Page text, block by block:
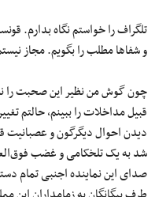
تلگراف را خواستم نگاه بدارم.
و شفاها مطلب را بگویم. مجاز
چون گوش من نظیر این صحبت را
قبیل مداخلات را ببینم، حالتم
دیدن احوال دیگرگون و عصبانیت
شد به یک تلخکامی‌ و غضب
صدای این نماینده اجنبی تمام